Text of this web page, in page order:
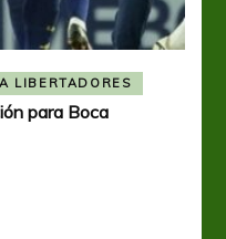
LIBERTADORES
para Boca